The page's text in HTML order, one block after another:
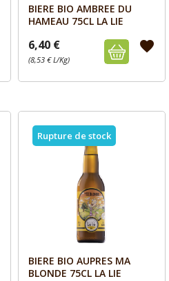
Aperçu
BIERE BIO AMBREE DU
HAMEAU 75CL LA LIE
6,40 €
(8,53 € L/Kg)
favorite
Aperçu
BIERE BIO AUPRES MA
BLONDE 75CL LA LIE
Rupture de stock